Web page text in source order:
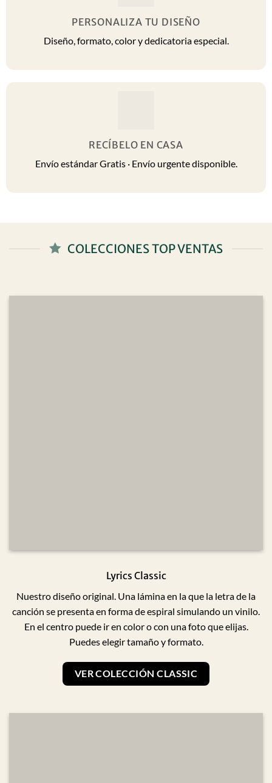
PERSONALIZA TU DISEÑO
Diseño, formato, color y dedicatoria especial.
RECÍBELO EN CASA
Envío estándar Gratis · Envío urgente disponible.
COLECCIONES TOP VENTAS
Lyrics Classic
Nuestro diseño original. Una lámina en la que la letra de la
canción se presenta en forma de espiral simulando un vinilo.
En el centro puede ir en color o con una foto que elijas.
Puedes elegir tamaño y formato.
VER COLECCIÓN CLASSIC